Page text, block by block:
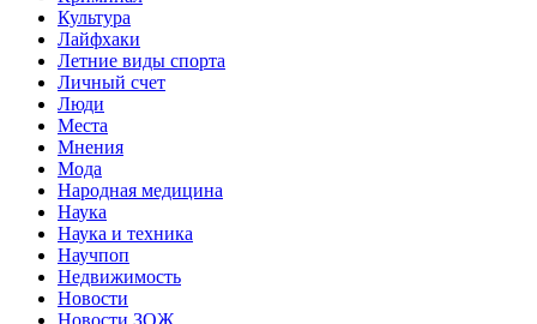
Культура
Лайфхаки
Летние виды спорта
Личный счет
Люди
Места
Мнения
Мода
Народная медицина
Наука
Наука и техника
Научпоп
Недвижимость
Новости
Новости ЗОЖ